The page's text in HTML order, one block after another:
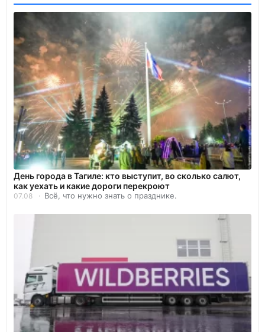
День города в Тагиле: кто выступит, во сколько салют,
как уехать и какие дороги перекроют
07.08 Всё, что нужно знать о празднике.